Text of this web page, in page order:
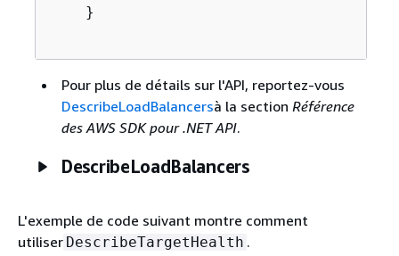
    }
Pour plus de détails sur l'API, reportez-vous
DescribeLoadBalancersà la section Référence
des AWS SDK pour .NET API.
DescribeLoadBalancers
L'exemple de code suivant montre comment
utiliser DescribeTargetHealth .